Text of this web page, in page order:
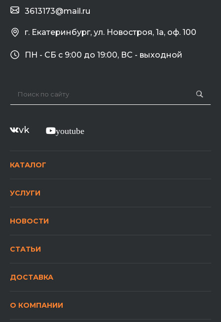
г. Екатеринбург, ул. Новостроя, 1а, оф. 100
3613173@mail.ru
ПН - СБ с 9:00 до 19:00, ВС - выходной
vk youtube
КАТАЛОГ
УСЛУГИ
НОВОСТИ
СТАТЬИ
ДОСТАВКА
О КОМПАНИИ